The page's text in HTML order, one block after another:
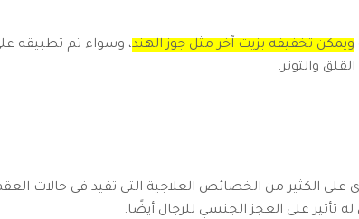
ويمكن تخفيفه بزيت آخر مثل جوز الهند، وسواء تم تطبيقه
والتوتر.
على الكثير من الخصائص العلاجية التي تفيد في حالات
تأثير على العجز الجنسي للرجال أيضًا.